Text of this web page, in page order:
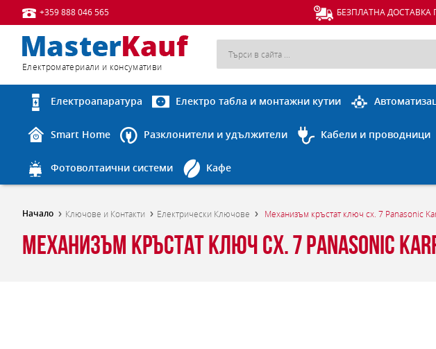
+359 888 046 565 БЕЗПЛАТНА ДОСТАВКА
Eлектроматериали и консумативи
Електроапаратура Електро табла и монтажни кутии
Smart Home Разклонители и удължители Кабели и проводници
Фотоволтаични системи Кафе
Начало Ключове и Контакти Електрически Ключове Механизъм кръстат ключ сх. 7 Panasonic
Механизъм кръстат ключ сх. 7 Panasonic